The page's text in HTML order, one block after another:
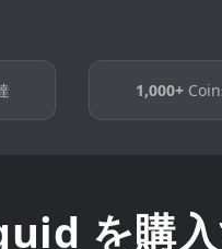
1,000+
を購入